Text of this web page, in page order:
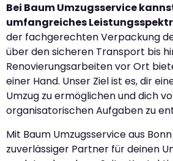
Bei Baum Umzugsservice
umfangreiches
der fachgerechten Verpackung
über den sicheren Transport bis
Renovierungsarbeiten vor Ort
einer Hand. Unser Ziel ist es, dir
Umzug zu ermöglichen und dich
organisatorischen Aufgaben zu
Mit Baum Umzugsservice aus
zuverlässiger Partner für deinen